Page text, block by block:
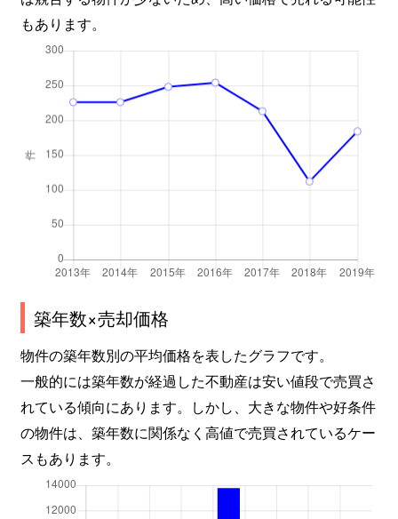
もあります。
築年数×売却価格
物件の築年数別の平均価格を表したグラフです。
一般的には築年数が経過した不動産は安い値段で売買さ
れている傾向にあります。しかし、大きな物件や好条件
の物件は、築年数に関係なく高値で売買されているケー
スもあります。